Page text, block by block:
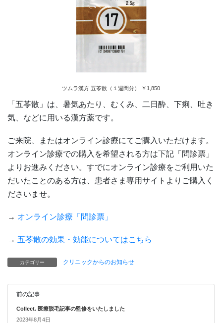
ツムラ漢方 五苓散（１週間分） ￥1,850
「五苓散」は、暑気あたり、むくみ、二日酔、下痢、吐き
気、などに用いる漢方薬です。
ご来院、またはオンライン診療にてご購入いただけます。
オンライン診療での購入を希望される方は下記「問診票」
よりお進みください。すでにオンライン診療をご利用いた
だいたことのある方は、患者さま専用サイトよりご購入く
ださいませ。
→ オンライン診療「問診票」
→ 五苓散の効果・効能についてはこちら
カテゴリー クリニックからのお知らせ
前の記事
Collect. 医療脱毛記事の監修をいたしました
2023年8月4日